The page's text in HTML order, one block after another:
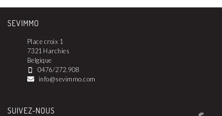
SEVIMMO
Place croix 1
7321 Harchies
Belgique
0476/272.908
info@sevimmo.com
SUIVEZ-NOUS